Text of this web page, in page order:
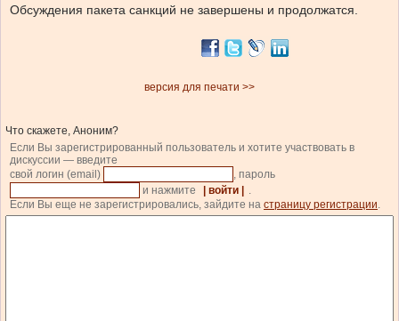
Обсуждения пакета санкций не завершены и продолжатся.
версия для печати >>
Что скажете, Аноним?
Если Вы зарегистрированный пользователь и хотите участвовать в
дискуссии — введите
свой логин (email)
, пароль
и нажмите
| войти |
.
Если Вы еще не зарегистрировались, зайдите на страницу регистрации.